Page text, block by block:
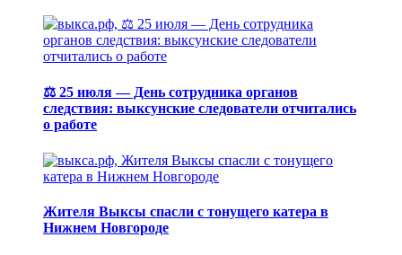
⚖️ 25 июля — День сотрудника органов
следствия: выксунские следователи отчитались
о работе
Жителя Выксы спасли с тонущего катера в
Нижнем Новгороде